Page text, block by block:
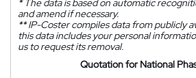
*The data is based on automatic
and amend if necessary.
**IP-Coster compiles data from publicly
this data includes your personal
us to request its removal.
Quotation for National